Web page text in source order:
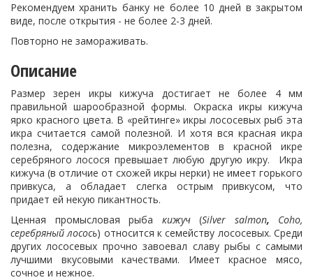
Рекомендуем хранить банку не более 10 дней в закрытом
виде, после открытия - не более 2-3 дней.
Повторно не замораживать.
Описание
Размер зерен икры кижуча достигает не более 4 мм
правильной шарообразной формы. Окраска икры кижуча
ярко красного цвета. В «рейтинге» икры лососевых рыб эта
икра считается самой полезной. И хотя вся красная икра
полезна, содержание микроэлементов в красной икре
серебряного лосося превышает любую другую икру. Икра
кижуча (в отличие от схожей икры нерки) не имеет горького
привкуса, а обладает слегка острым привкусом, что
придает ей некую пикантность.
Ценная промысловая рыба кижуч (Silver salmon, Coho,
серебряный лосось) относится к семейству лососевых. Среди
других лососевых прочно завоевал славу рыбы с самыми
лучшими вкусовыми качествами. Имеет красное мясо,
сочное и нежное.